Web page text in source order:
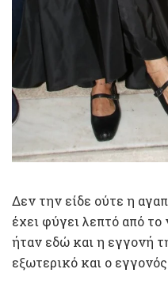
Δεν την είδε ούτε η
έχει φύγει λεπτό από
ήταν εδώ και η εγγονή
εξωτερικό και ο